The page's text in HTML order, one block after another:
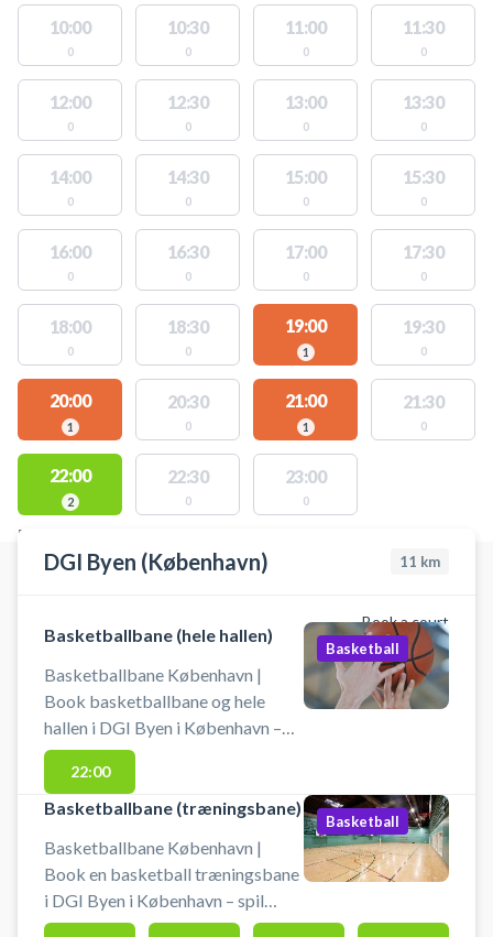
10:00
0
10:30
0
11:00
0
11:30
0
12:00
0
12:30
0
13:00
0
13:30
0
14:00
0
14:30
0
15:00
0
15:30
0
16:00
0
16:30
0
17:00
0
17:30
0
18:00
0
18:30
0
19:00
1
19:30
0
20:00
1
20:30
0
21:00
1
21:30
0
22:00
2
22:30
0
23:00
0
FACILITIES WITH AVAILABLE ACTIVITIES
DGI Byen (København) 11 km
Book a court
Basketballbane (hele hallen)
Basketballbane København |
Book basketballbane og hele
hallen i DGI Byen i København –
spil indendørs basketball på en
fuld basketbane midt i byen. Stor
basketballbane klar til booking -
Byen. DGI Byen på Tietgensgade
65, 1704 København V, byder
udover booking af den store
Basketball
22:00
Basketballbane (træningsbane)
Basketballbane København |
Book en basketball træningsbane
i DGI Byen i København – spil
basketball på en træningsbane
Basketball